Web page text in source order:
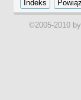
©2005-2010 by